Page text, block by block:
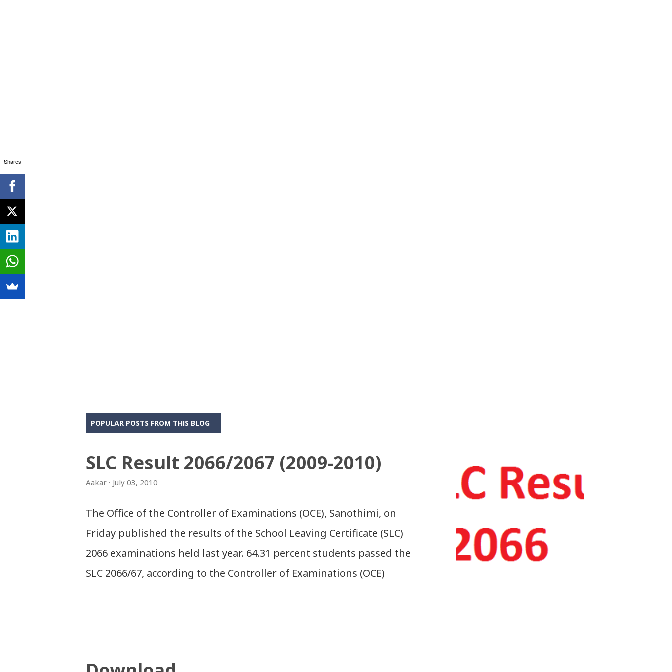
POPULAR POSTS FROM THIS BLOG
SLC Result 2066/2067 (2009-2010)
Aakar July 03, 2010
The Office of the Controller of Examinations (OCE), Sanothimi, on
Friday published the results of the School Leaving Certificate (SLC)
2066 examinations held last year. 64.31 percent students passed the
SLC 2066/67, according to the Controller of Examinations (OCE)
Shares